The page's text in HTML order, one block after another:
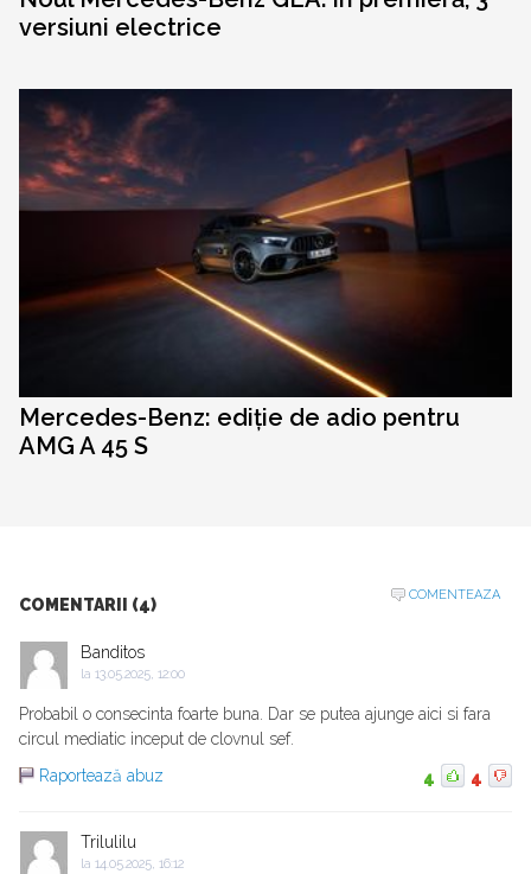
versiuni electrice
Mercedes-Benz: ediție de adio pentru
AMG A 45 S
COMENTARII (4)
COMENTEAZA
Banditos
la 13.05.2025, 12:00
Probabil o consecinta foarte buna. Dar se putea ajunge aici si fara
circul mediatic inceput de clovnul sef.
Raportează abuz
4 4
Trilulilu
la 14.05.2025, 16:12